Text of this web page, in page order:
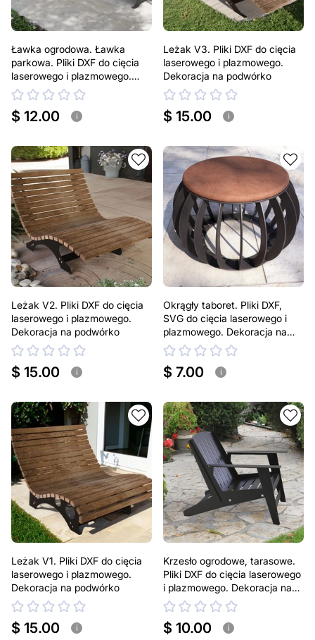
Ławka ogrodowa. Ławka
parkowa. Pliki DXF do cięcia
laserowego i plazmowego.
Dekoracja na podwórko
$ 12.00 i
Leżak V3. Pliki DXF do cięcia
laserowego i plazmowego.
Dekoracja na podwórko
$ 15.00 i
Leżak V2. Pliki DXF do cięcia
laserowego i plazmowego.
Dekoracja na podwórko
$ 15.00 i
Okrągły taboret. Pliki DXF,
SVG do cięcia laserowego i
plazmowego. Dekoracja na
podwórko
$ 7.00 i
Leżak V1. Pliki DXF do cięcia
laserowego i plazmowego.
Dekoracja na podwórko
$ 15.00 i
Krzesło ogrodowe, tarasowe.
Pliki DXF do cięcia laserowego
i plazmowego. Dekoracja na
podwórko
$ 10.00 i